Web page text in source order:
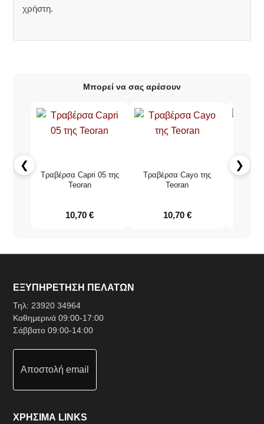
χρήστη.
Μπορεί να σας αρέσουν
❮
Τραβέρσα Capri 05 της
Teoran
10,70€
Τραβέρσα Cayo της
Teoran
10,70 €
❯
ΕΞΥΠΗΡΕΤΗΣΗ ΠΕΛΑΤΩΝ
Τηλ: 23920 34964
Καθημερινά 09:00-17:00
Σάββατο 09:00-14:00
Αποστολή email
ΧΡΗΣΙΜΑ LINKS